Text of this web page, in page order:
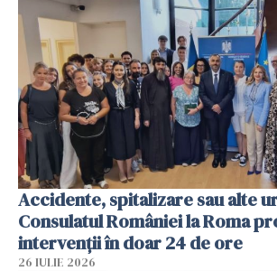
Accidente, spitalizare sau alte
Consulatul României la Roma
intervenții în doar 24 de ore
26 IULIE 2026